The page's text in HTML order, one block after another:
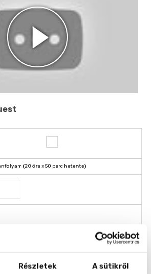
Részletek A sütikről
(20 óra x 50 perc hetente)